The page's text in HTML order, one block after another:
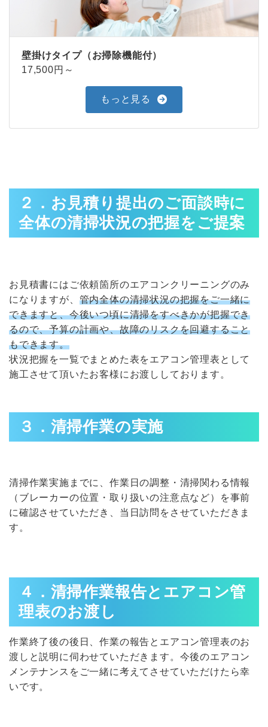
壁掛けタイプ（お掃除機能付）
17,500円～
もっと見る
２．お見積り提出のご面談時に
全体の清掃状況の把握をご提案
お見積書にはご依頼箇所のエアコンクリーニングのみ
になりますが、 管内全体の清掃状況の把握をご一緒に
できますと、今後いつ頃に清掃をすべきかが把握でき
るので、予算の計画や、故障のリスクを回避すること
もできます。
状況把握を一覧でまとめた表をエアコン管理表として
施工させて頂いたお客様にお渡ししております。
３．清掃作業の実施
清掃作業実施までに、作業日の調整・清掃関わる情報
（ブレーカーの位置・取り扱いの注意点など）を事前
に確認させていただき、当日訪問をさせていただきま
す。
４．清掃作業報告とエアコン管
理表のお渡し
作業終了後の後日、作業の報告とエアコン管理表のお
渡しと説明に伺わせていただきます。今後のエアコン
メンテナンスをご一緒に考えてさせていただけたら幸
いです。